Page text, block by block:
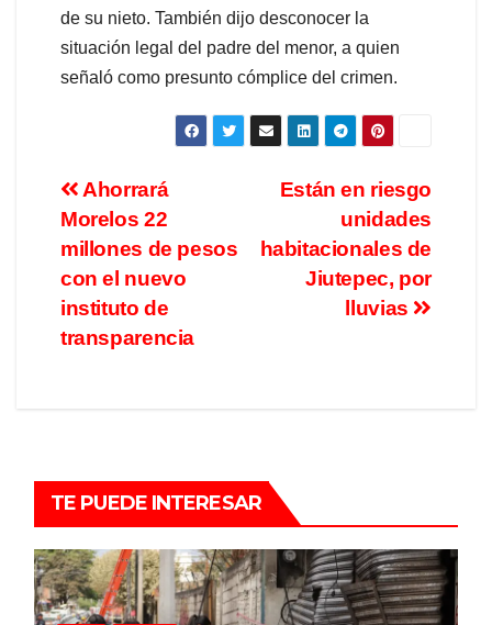
de su nieto. También dijo desconocer la
situación legal del padre del menor, a quien
señaló como presunto cómplice del crimen.
Están en riesgo
unidades
habitacionales de
Jiutepec, por
lluvias
Ahorrará
Morelos 22
millones de pesos
con el nuevo
instituto de
transparencia
TE PUEDE INTERESAR